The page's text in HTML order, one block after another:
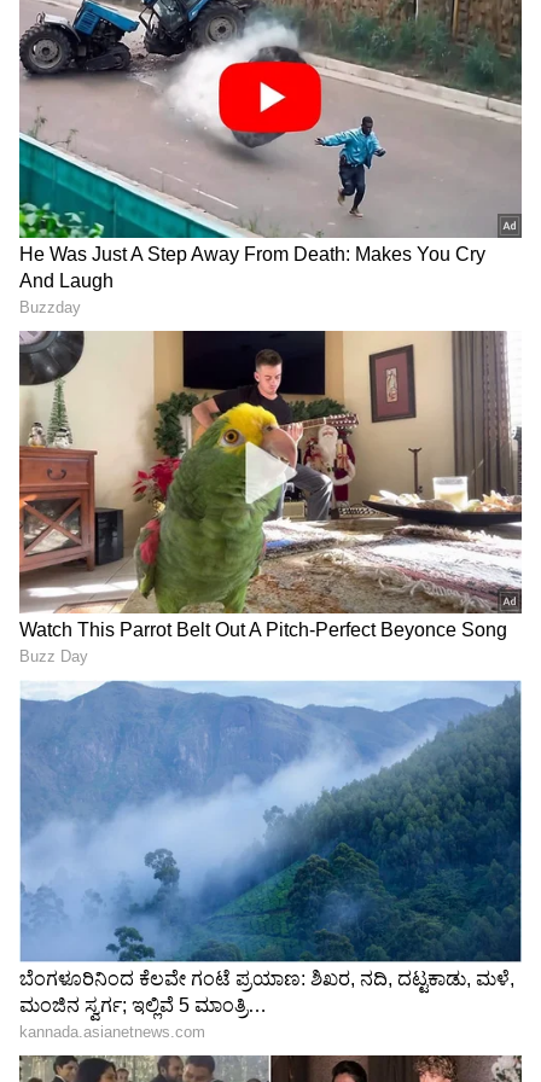
ಆಯ್ಕೆ ಮಾಡ್ಕೊಳ್ತಿದ್ದಾರೆ. ಪಿ.ಎಸ್. ಮಿತ್ರನ್ ಕಾರ್ತಿ ಜೊತೆ
ಸರ್ದಾರ್ 2 ಸಿನಿಮಾ ಮಾಡ್ತಿದ್ದಾರೆ.
RECOMMENDED STORIES
ಸಾಲು ಸಾಲು ಸೋಲು...
ಅರುಣಾಚಲಕ್ಕೆ ಹೋದ ನಟಿ
ಶ್ರೀಲೀಲಾ: ವಿಶೇಷ ಪೂಜೆ,
ಅಷ್ಟಕ್ಕೂ ಏನಾಯ್ತು?
ಯಶ್‌ ‘ಟಾಕ್ಸಿಕ್‌’ ನೋಡಿ ಫ್ಯಾನ್ಸ್‌
ಫಿದಾ: ನೆಟ್ಟಿಗರು ಮಾತ್ರ ‘KGF on
ನಿರ್ದೇಶಕಿ ಗೀತೂ ಮೋಹನ್‌ದಾಸ್
ಕಣ್ಣೀರು ಹಾಕಿದ್ದೇಕೆ? ಟಾಕ್ಸಿಕ್
'ಸ್ಪೆಷಲ್ ಲೇಡೀಸ್' ನಾಯಕಿಯರು
ಹೇಳಿದ್ದೇನು?
ರಾಕಿ ಬಳಗಕ್ಕೆ ಯಶ್‌ 'ರಾಕಿಂಗ್‌'
ಗಿಫ್ಟ್‌..: 'ಟಾಕ್ಸಿಕ್‌' ಬಗ್ಗೆ ಮೊದಲ
ಬಾರಿಗೆ ಮೌನ ಮುರಿದ 'ಅಣ್ತಮ್ಮ'
LATEST VIDEOS
"ರಾಜಕೀಯ ಬೇಡ, ಸಿನಿಮಾನೇ ಪ್ರಾಣ":